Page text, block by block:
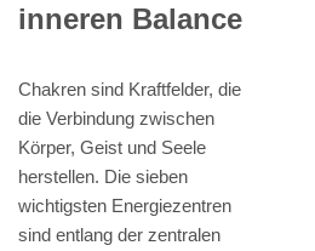
inneren Balance
Chakren sind Kraftfelder, die
die Verbindung zwischen
Körper, Geist und Seele
herstellen. Die sieben
wichtigsten Energiezentren
sind entlang der zentralen